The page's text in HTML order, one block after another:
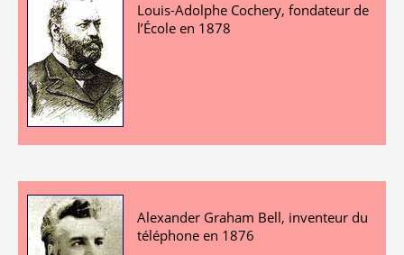
Louis-Adolphe Cochery, fondateur de
l’École en 1878
Alexander Graham Bell, inventeur du
téléphone en 1876